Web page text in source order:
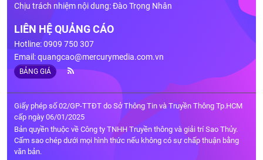
Chịu trách nhiệm nội dung: Đào Trọng Nhân
LIÊN HỆ QUẢNG CÁO
Hotline: 0909 750 307
Email:quangcao@mercurymedia.com.vn
BẢNG GIÁ
Giấy phép số 02/GP-TTĐT do Sở Thông Tin và Truyền Thông Tp.HCM
cấp ngày 06/01/2025
Bản quyền thuộc về Công ty TNHH Truyền thông và giải trí Sao Thủy.
Cấm sao chép dưới mọi hình thức nếu không có sự chấp thuận bằng
văn bản.